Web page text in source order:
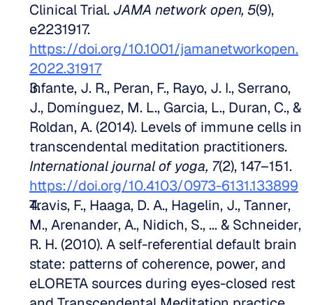
Clinical Trial. JAMA network open, 5(9),
https://doi.org/10.1001/jamanetworkopen.
2022.31917
Infante, J. R., Peran, F., Rayo, J. I., Serrano,
J., Domínguez, M. L., Garcia, L., Duran, C., &
Roldan, A. (2014). Levels of immune cells in
International journal of yoga, 7
https://doi.org/10.4103/0973-6131.133899
Travis, F., Haaga, D. A., Hagelin, J., Tanner,
M., Arenander, A., Nidich, S., ... & Schneider,
R. H. (2010). A self-referential default brain
state: patterns of coherence, power, and
eLORETA sources during eyes-closed rest